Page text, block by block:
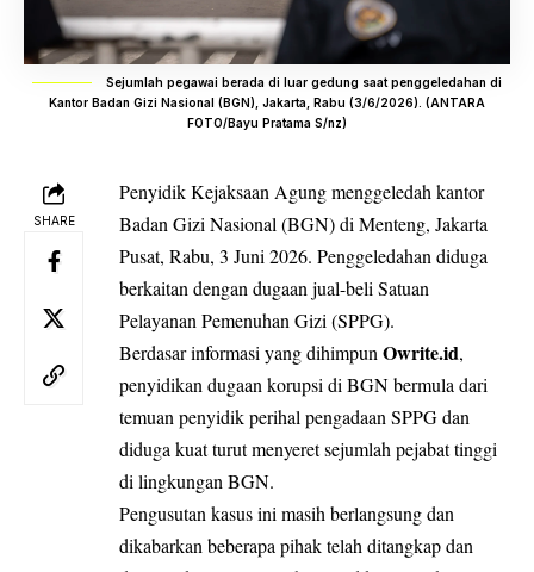
Sejumlah pegawai berada di luar gedung saat penggeledahan di
Kantor Badan Gizi Nasional (BGN), Jakarta, Rabu (3/6/2026). (ANTARA
FOTO/Bayu Pratama S/nz)
SHARE
PenyidikKejaksaan Agungmenggeledah kantor
Badan Gizi Nasional (BGN) di Menteng, Jakarta
Pusat, Rabu, 3 Juni 2026. Penggeledahan diduga
berkaitan dengan dugaan jual-beli Satuan
Pelayanan Pemenuhan Gizi (SPPG).
Berdasar informasi yang dihimpun Owrite.id,
penyidikan dugaan korupsi di BGN bermula dari
temuan penyidik perihal pengadaan SPPG dan
diduga kuat turut menyeret sejumlah pejabat tinggi
di lingkungan BGN.
Pengusutan kasus ini masih berlangsung dan
dikabarkan beberapa pihak telah ditangkap dan